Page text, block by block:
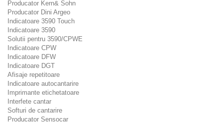
Producator Kern& Sohn
Producator Dini Argeo
Indicatoare 3590 Touch
Indicatoare 3590
Solutii pentru 3590/CPWE
Indicatoare CPW
Indicatoare DFW
Indicatoare DGT
Afisaje repetitoare
Indicatoare autocantarire
Imprimante etichetatoare
Interfete cantar
Softuri de cantarire
Producator Sensocar